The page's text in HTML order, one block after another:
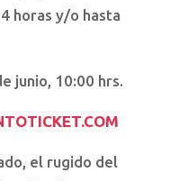
horas y/o hasta
junio, 10:00 hrs.
el rugido del